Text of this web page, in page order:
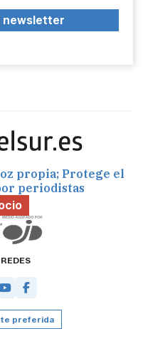
newsletter
propia; Protege el
periodistas
preferida